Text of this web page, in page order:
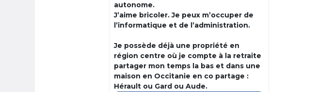
autonome.
J’aime bricoler. Je peux m’occuper de
l’informatique et de l’administration.
Je possède déjà une propriété en
région centre où je compte à la retraite
partager mon temps la bas et dans une
maison en Occitanie en co partage :
Hérault ou Gard ou Aude.